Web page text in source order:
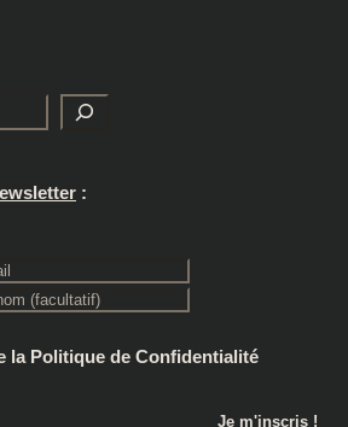
:
la Politique de Confidentialité